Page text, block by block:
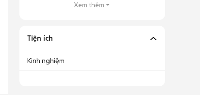
Xem thêm
Tiện ích
Kinh nghiệm